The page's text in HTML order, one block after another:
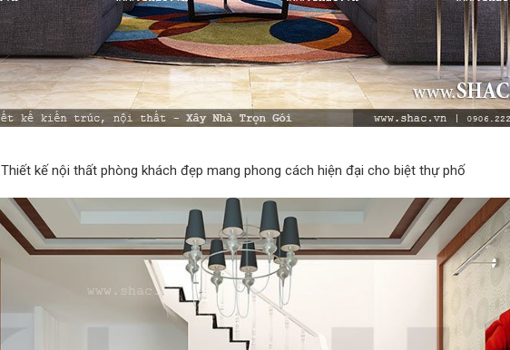
Thiết kế nội thất phòng khách đẹp mang phong cách hiện đại cho biệt thự phố